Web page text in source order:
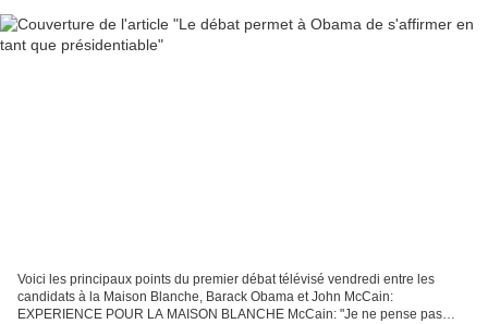
Voici les principaux points du premier débat télévisé vendredi entre les
candidats à la Maison Blanche, Barack Obama et John McCain:
EXPERIENCE POUR LA MAISON BLANCHE McCain: "Je ne pense pas